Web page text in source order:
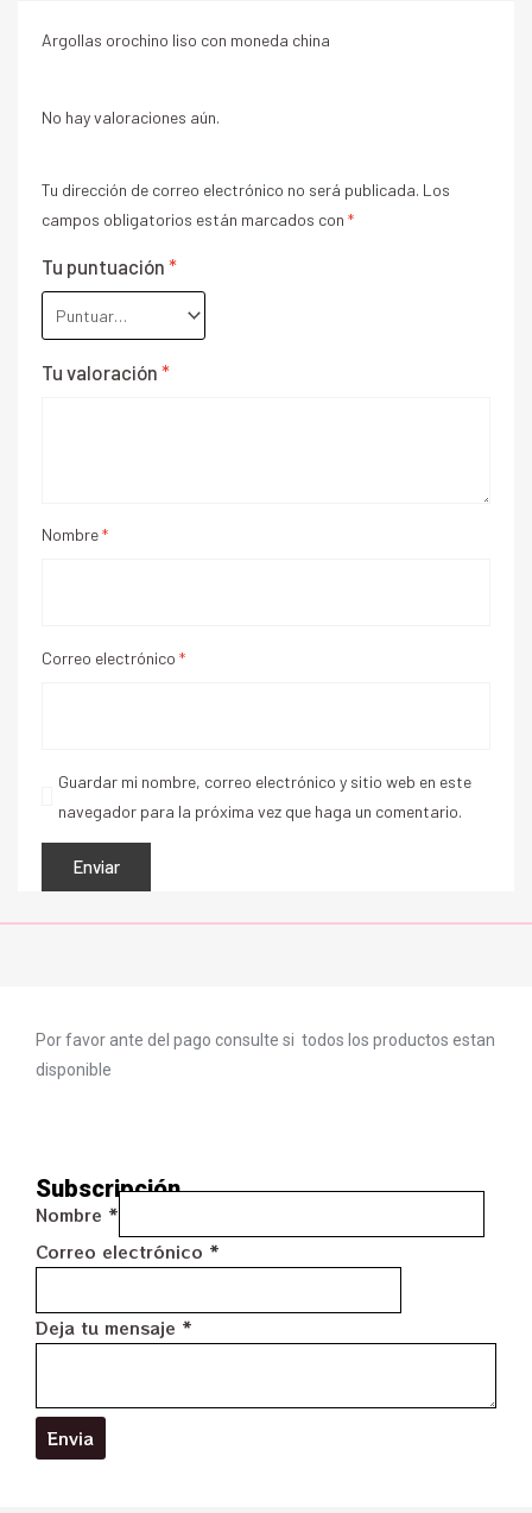
Argollas orochino liso con moneda china
No hay valoraciones aún.
Tu dirección de correo electrónico no será publicada. Los
campos obligatorios están marcados con *
Tu puntuación *
Tu valoración *
Nombre*
Correo electrónico *
Guardar mi nombre, correo electrónico y sitio web en este
navegador para la próxima vez que haga un comentario.
Por favor ante del pago consulte si todos los productos estan
disponible
Subscripción
Nombre *
Correo electrónico *
Deja tu mensaje *
Envia